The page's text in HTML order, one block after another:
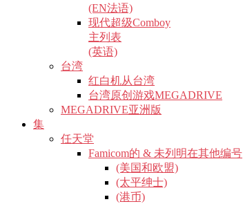
(EN法语)
现代超级Comboy
主列表
(英语)
台湾
红白机从台湾
台湾原创游戏MEGADRIVE
MEGADRIVE亚洲版
集
任天堂
Famicom的 & 未列明在其他编号
(美国和欧盟)
(太平绅士)
(港币)